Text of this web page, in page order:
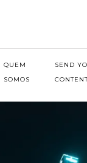
QUEM
SOMOS
SEND